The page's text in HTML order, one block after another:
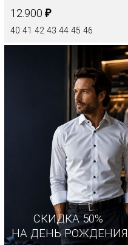
12.900 ₽
40 41 42 43 44 45 46
СКИДКА 50%
НА ДЕНЬ РОЖДЕНИЯ